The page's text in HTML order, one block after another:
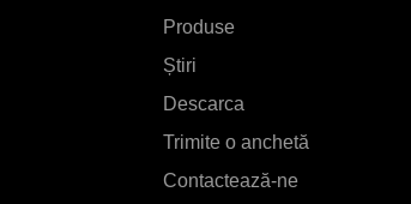
Produse
Știri
Descarca
Trimite o anchetă
Contactează-ne